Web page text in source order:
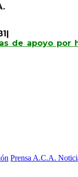
de apoyo
Prensa A.C.A.